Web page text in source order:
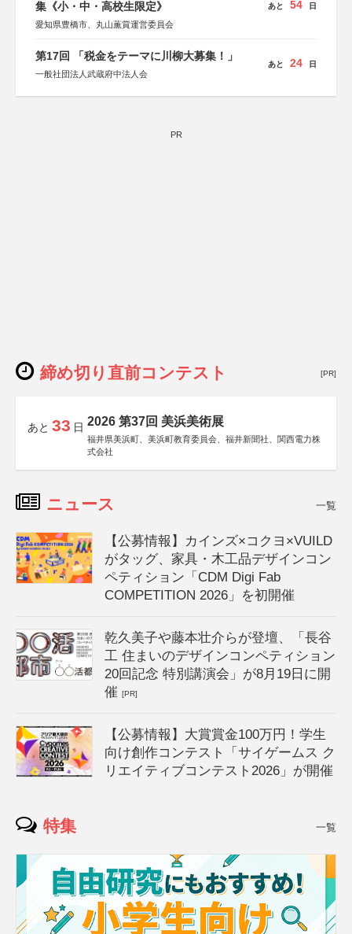
集《小・中・高校生限定》
愛知県豊橋市、丸山薫賞運営委員会
あと 54 日
第17回 「税金をテーマに川柳大募集！」
一般社団法人武蔵府中法人会
あと 24 日
PR
締め切り直前コンテスト [PR]
あと 33 日 2026 第37回 美浜美術展
福井県美浜町、美浜町教育委員会、福井新聞社、関西電力株
式会社
ニュース 一覧
【公募情報】カインズ×コクヨ×VUILD
がタッグ、家具・木工品デザインコン
ペティション「CDM Digi Fab
COMPETITION 2026」を初開催
乾久美子や藤本壮介らが登壇、「長谷
工 住まいのデザインコンペティション
20回記念 特別講演会」が8月19日に開
催[PR]
【公募情報】大賞賞金100万円！学生
向け創作コンテスト「サイゲームス ク
リエイティブコンテスト2026」が開催
特集 一覧